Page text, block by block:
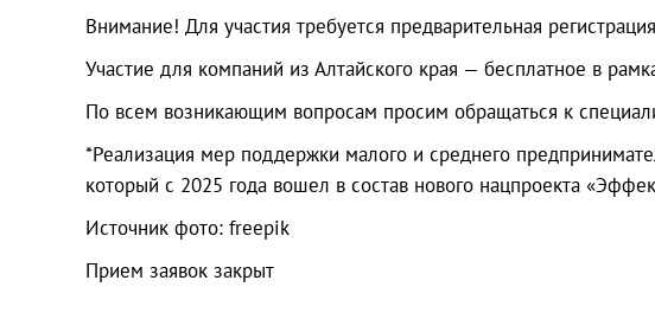
Внимание! Для участия требуется предварительная
Участие для компаний из Алтайского края — бесплатное в
По всем возникающим вопросам просим обращаться к
*Реализация мер поддержки малого и среднего
который с 2025 года вошел в состав нового нацпроекта
Источник фото: freepik
Прием заявок закрыт